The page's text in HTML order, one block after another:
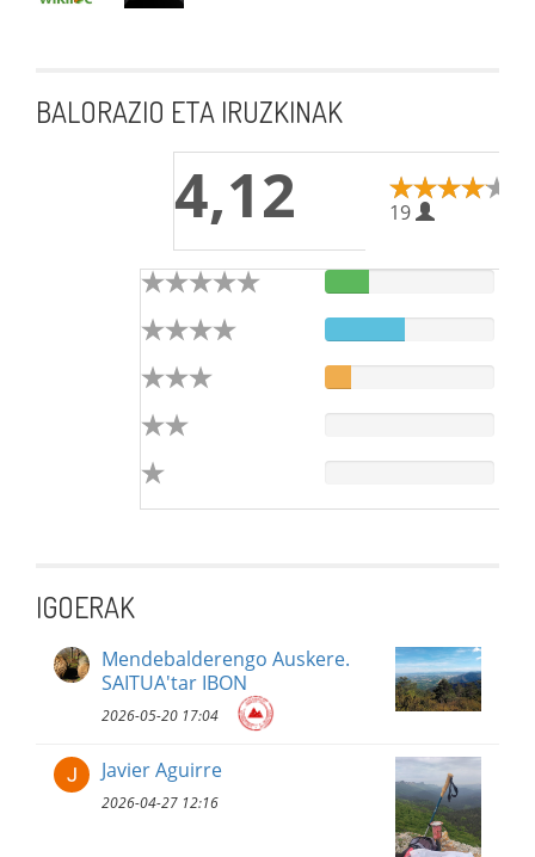
BALORAZIO ETA IRUZKINAK
4,12 19
IGOERAK
Mendebalderengo Auskere.
SAITUA'tar IBON
2026-05-20 17:04
Javier Aguirre
2026-04-27 12:16